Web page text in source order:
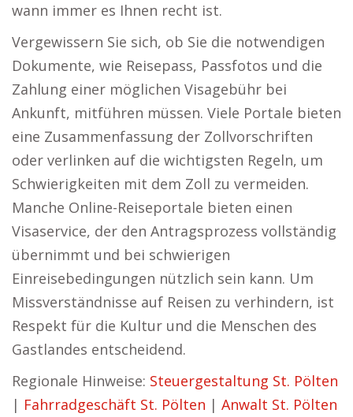
wann immer es Ihnen recht ist.
Vergewissern Sie sich, ob Sie die notwendigen
Dokumente, wie Reisepass, Passfotos und die
Zahlung einer möglichen Visagebühr bei
Ankunft, mitführen müssen. Viele Portale bieten
eine Zusammenfassung der Zollvorschriften
oder verlinken auf die wichtigsten Regeln, um
Schwierigkeiten mit dem Zoll zu vermeiden.
Manche Online-Reiseportale bieten einen
Visaservice, der den Antragsprozess vollständig
übernimmt und bei schwierigen
Einreisebedingungen nützlich sein kann. Um
Missverständnisse auf Reisen zu verhindern, ist
Respekt für die Kultur und die Menschen des
Gastlandes entscheidend.
Regionale Hinweise: Steuergestaltung St. Pölten
| Fahrradgeschäft St. Pölten | Anwalt St. Pölten